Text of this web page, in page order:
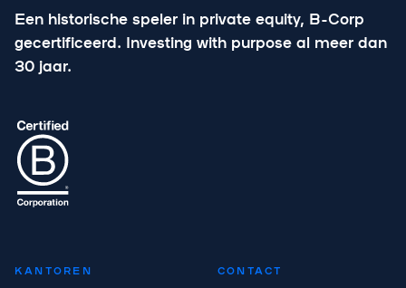
Een historische speler in private equity, B-Corp
gecertificeerd. Investing with purpose al meer dan
30 jaar.
KANTOREN CONTACT